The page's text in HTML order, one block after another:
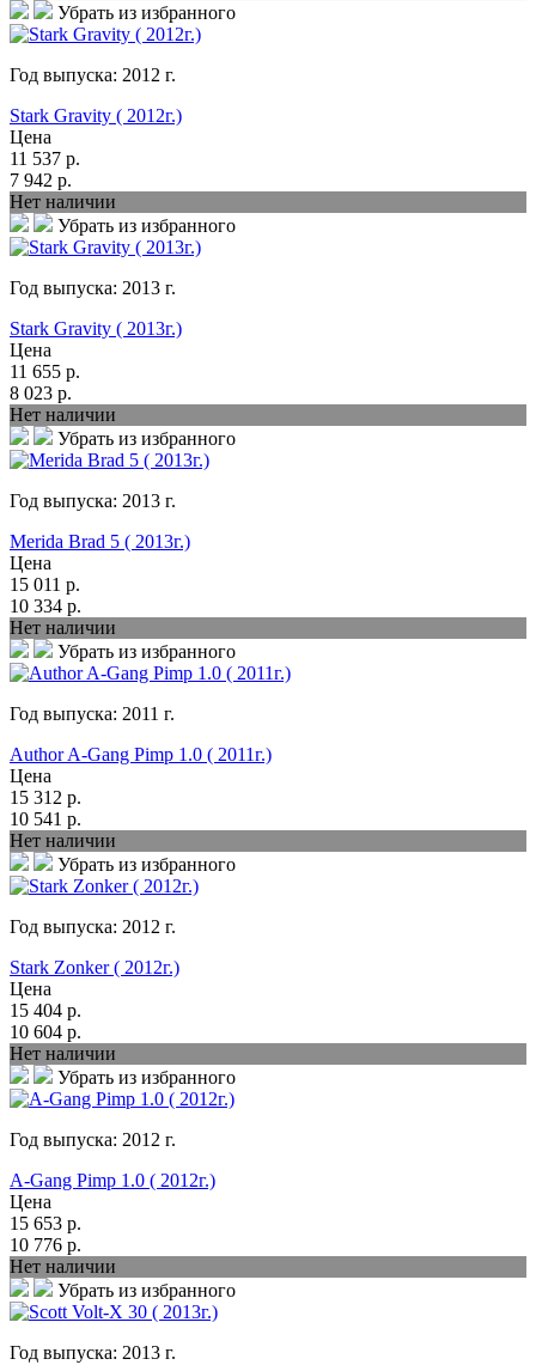
Убрать из избранного
Год выпуска: 2012 г.
Stark Gravity ( 2012г.)
Цена
11 537 р.
7 942 р.
Нет наличии
Убрать из избранного
Год выпуска: 2013 г.
Stark Gravity ( 2013г.)
Цена
11 655 р.
8 023 р.
Нет наличии
Убрать из избранного
Год выпуска: 2013 г.
Merida Brad 5 ( 2013г.)
Цена
15 011 р.
10 334 р.
Нет наличии
Убрать из избранного
Год выпуска: 2011 г.
Author A-Gang Pimp 1.0 ( 2011г.)
Цена
15 312 р.
10 541 р.
Нет наличии
Убрать из избранного
Год выпуска: 2012 г.
Stark Zonker ( 2012г.)
Цена
15 404 р.
10 604 р.
Нет наличии
Убрать из избранного
Год выпуска: 2012 г.
A-Gang Pimp 1.0 ( 2012г.)
Цена
15 653 р.
10 776 р.
Нет наличии
Убрать из избранного
Год выпуска: 2013 г.